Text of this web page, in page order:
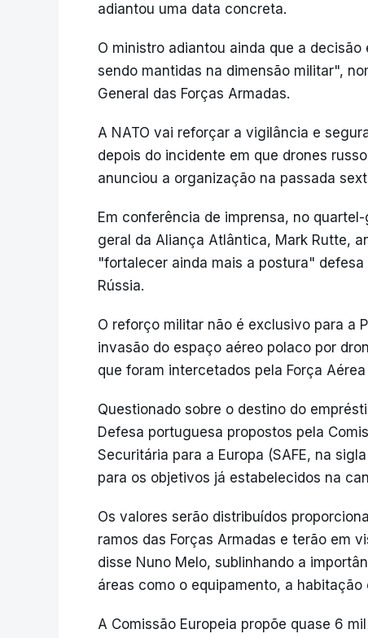
adiantou uma data concreta.
O ministro adiantou ainda que a
sendo mantidas na dimensão militar",
General das Forças Armadas.
A NATO vai reforçar a vigilância e
depois do incidente em que drones
anunciou a organização na passada
Em conferência de imprensa, no
geral da Aliança Atlântica, Mark Rutte,
"fortalecer ainda mais a postura"
Rússia.
O reforço militar não é exclusivo para a
invasão do espaço aéreo polaco por
que foram intercetados pela Força
Questionado sobre o destino do
Defesa portuguesa propostos pela
Securitária para a Europa (SAFE, na
para os objetivos já estabelecidos na
Os valores serão distribuídos
ramos das Forças Armadas e terão em
disse Nuno Melo, sublinhando a
áreas como o equipamento, a habitação
A Comissão Europeia propõe quase 6